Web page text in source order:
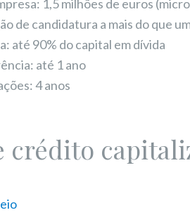
1,5 milhões de euros
de candidatura a mais do que
até 90% do capital em dívida
até 1 ano
4 anos
crédito